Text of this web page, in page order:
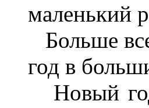
маленький
Больше
год в
Новый год